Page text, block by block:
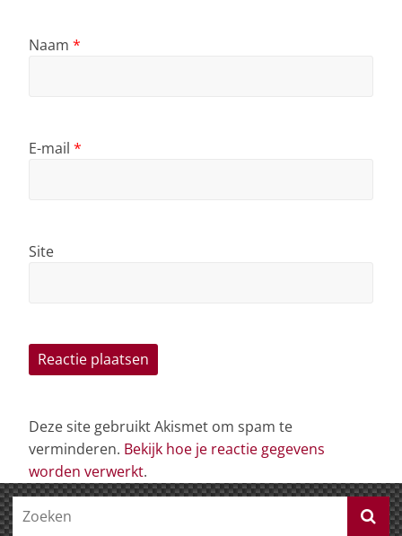
Naam *
E-mail *
Site
Deze site gebruikt Akismet om spam te
verminderen. Bekijk hoe je reactie gegevens
worden verwerkt.